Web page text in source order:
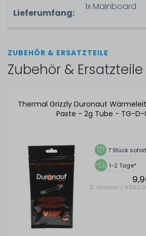
Lieferumfang:
1x Mainboard
ZUBEHÖR & ERSATZTEILE
Zubehör & Ersatzteile
Thermal Grizzly Duronaut
Paste - 2g Tube - TG-D-
7 Stück
1-2 Tage*
2 Gramm |